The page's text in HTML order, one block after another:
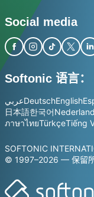
Social media
Softonic 语言：
عربيDeutschEnglish
日本語한국어
ภาษาไทยTürkçeTiếng
SOFTONIC
© 1997–2026 — 保留